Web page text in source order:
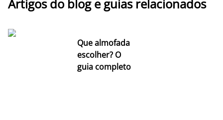
Artigos do blog e guias relacionados
Que almofada
escolher? O
guia completo